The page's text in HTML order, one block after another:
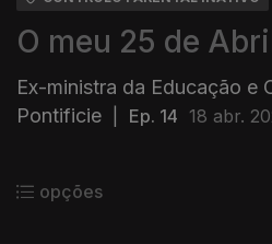
O meu 25 de
Ex-ministra da Educação e
Pontificie
Ep. 14 18 abr.
opções